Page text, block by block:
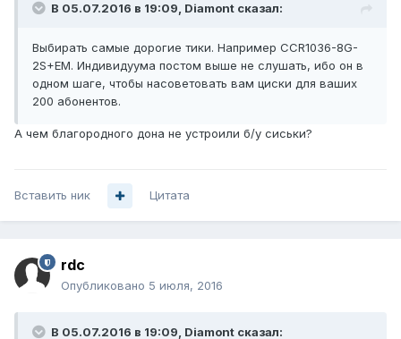
В 05.07.2016 в 19:09, Diamont сказал:
Выбирать самые дорогие тики. Например CCR1036-8G-
2S+EM. Индивидуума постом выше не слушать, ибо он в
одном шаге, чтобы насоветовать вам циски для ваших
200 абонентов.
А чем благородного дона не устроили б/у сиськи?
Вставить ник Цитата
rdc
Опубликовано 5 июля, 2016
В 05.07.2016 в 19:09, Diamont сказал: